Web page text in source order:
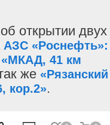
открытии двух
АЗС «Роснефть»:
«МКАД, 41 км
же «Рязанский
кор.2».